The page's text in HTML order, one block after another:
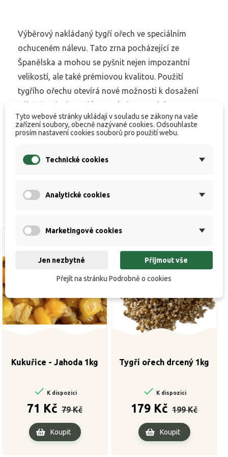
Výběrový nakládaný tygří ořech ve speciálním
ochuceném nálevu. Tato zrna pocházející ze
Španělska a mohou se pyšnit nejen impozantní
velikostí, ale také prémiovou kvalitou. Použití
tygřího ořechu otevírá nové možnosti k dosažení
záběrů, zejména při lovu velmi opatrných
kaprovitých ryb. Jejich vyhledávání, sbírání a drcení
při požírání kapři prostě milují. Specialisté na lov
atraktivitu této osvědčené nástrahy.
Kukuřice - Jahoda 1kg
 K dispozici
71 Kč
cena
79 Kč
Koupit
Tygří ořech drcený 1kg
 K dispozici
179 Kč
cena
199 Kč
Koupit
Tyto webové stránky ukládají v souladu se zákony na vaše
zařízení soubory, obecně nazývané cookies. Odsouhlaste
prosím nastavení cookies souborů pro použití webu.
Technické cookies
Analytické cookies
Marketingové cookies
Jen nezbytné Přijmout vše
Přejít na stránku Podrobně o cookies